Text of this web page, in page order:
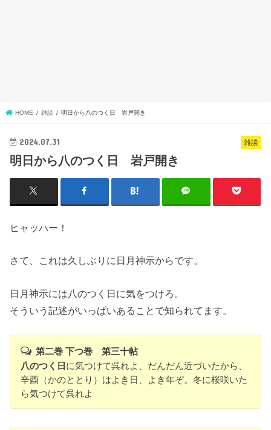
HOME 雑談 明日から八のつく日 岩戸開き
雑談
2024.07.31
明日から八のつく日 岩戸開き
ヒャッハー！
さて、これは久しぶりに日月神示からです。
日月神示には八のつく日に気をつけろ。
そういう記述がいっぱいあることで知られてます。
第二巻 下つ巻 第三十帖
八のつく日 に気つけて呉れよ、だんだん近づいたから、
辛酉（かのととり）はよき日、よき年ぞ。冬に桜咲いた
ら気つけて呉れよ